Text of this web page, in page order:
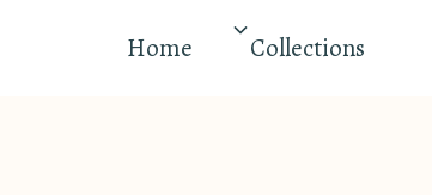
Home Collections